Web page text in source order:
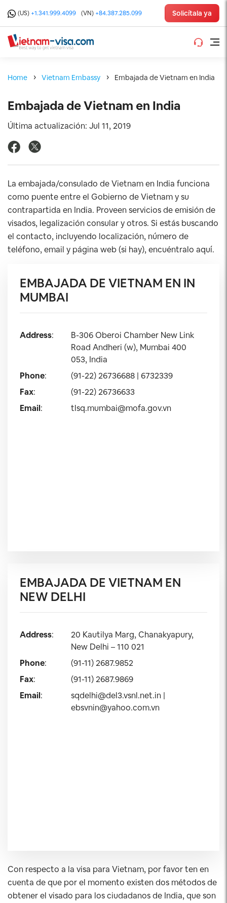
(US) +1.341.999.4099 (VN) +84.387.285.099 Solicítala ya
Home Vietnam Embassy Embajada de Vietnam en India
Embajada de Vietnam en India
Última actualización: Jul 11, 2019
La embajada/consulado de Vietnam en India funciona
como puente entre el Gobierno de Vietnam y su
contrapartida en India. Proveen servicios de emisión de
visados, legalización consular y otros. Si estás buscando
el contacto, incluyendo localización, número de
teléfono, email y página web (si hay), encuéntralo aquí.
EMBAJADA DE VIETNAM EN IN
MUMBAI
Address:
B-306 Oberoi Chamber New Link
Road Andheri (w), Mumbai 400
053, India
Phone:
(91-22) 26736688 | 6732339
Fax:
(91-22) 26736633
Email: tlsq.mumbai@mofa.gov.vn
EMBAJADA DE VIETNAM EN
NEW DELHI
Address:
20 Kautilya Marg, Chanakyapury,
New Delhi – 110 021
Phone:
(91-11) 2687.9852
Fax:
(91-11) 2687.9869
Email: sqdelhi@del3.vsnl.net.in|
ebsvnin@yahoo.com.vn
Con respecto a la visa para Vietnam, por favor ten en
cuenta de que por el momento existen dos métodos de
obtener el visado para los ciudadanos de India, que son